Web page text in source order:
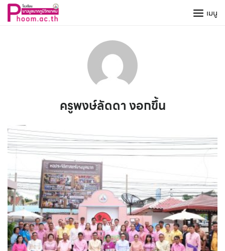
Skip
เมนู
ครูพงษ์ลัดดา งอกขึ้น